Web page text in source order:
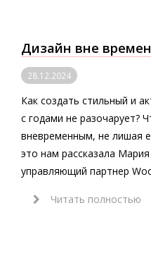
Дизайн вне
28.12.2024
Как создать стильный и
с годами не разочарует?
вневременным, не лишая
это нам рассказала
управляющий партнер
Читать полностью